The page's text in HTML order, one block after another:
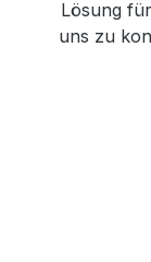
Lösung
uns zu